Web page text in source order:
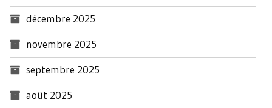
décembre 2025
novembre 2025
septembre 2025
août 2025